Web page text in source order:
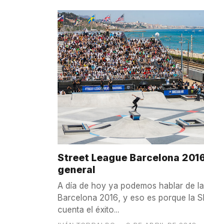
Street League Barcelona
general
A día de hoy ya podemos hablar de
Barcelona 2016, y eso es porque la
cuenta el éxito...